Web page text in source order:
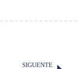
SIGUENTE